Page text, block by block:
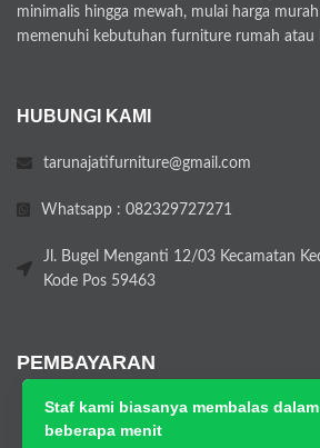
minimalis hingga mewah, mulai harga
memenuhi kebutuhan furniture rumah atau
HUBUNGI KAMI
tarunajatifurniture@gmail.com
Whatsapp : 082329727271
Jl. Bugel Menganti 12/03 Kecamatan
Kode Pos 59463
PEMBAYARAN
Staf kami biasanya membalas dalam
beberapa menit